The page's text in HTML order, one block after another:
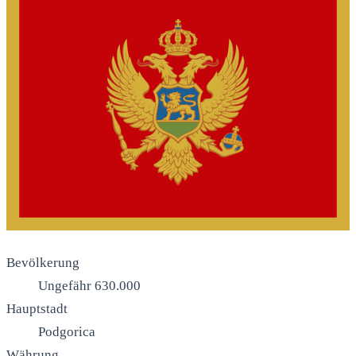
Bevölkerung
Ungefähr 630.000
Hauptstadt
Podgorica